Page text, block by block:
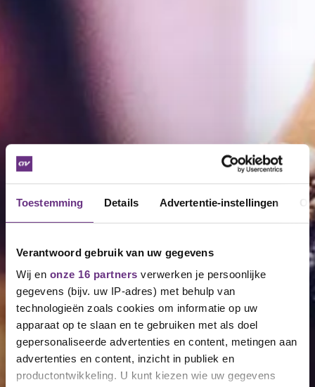
Toestemming Details Advertentie-instellingen
Verantwoord gebruik van uw gegevens
Wij en onze 16 partners verwerken je persoonlijke
gegevens (bijv. uw IP-adres) met behulp van
technologieën zoals cookies om informatie op uw
apparaat op te slaan en te gebruiken met als doel
gepersonaliseerde advertenties en content, metingen aan
advertenties en content, inzicht in publiek en
productontwikkeling. U kunt kiezen wie uw gegevens